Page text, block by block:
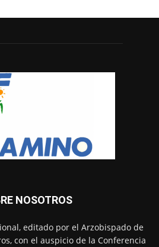
NOSOTROS
editado por el Arzobispado de
con el auspicio de la Conferencia